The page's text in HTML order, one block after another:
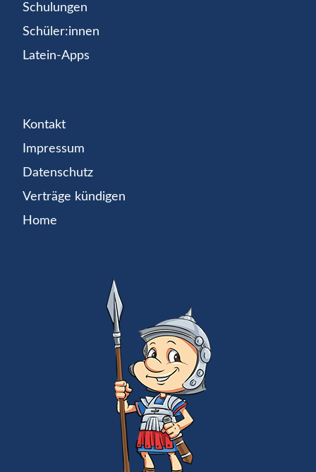
Schulungen
Schüler:innen
Latein-Apps
Kontakt
Impressum
Datenschutz
Verträge kündigen
Home